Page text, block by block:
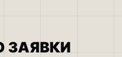
ЗАЯВКИ